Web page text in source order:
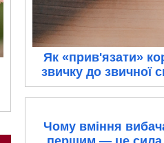
Як «прив'язати»
звичку до звичної
Чому вміння